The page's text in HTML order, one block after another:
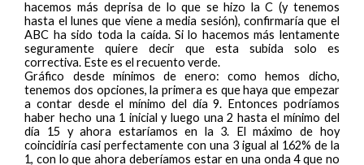
hacemos más deprisa de lo que se hizo la C (y tenemos
hasta el lunes que viene a media sesión), confirmaría que el
ABC ha sido toda la caída. Si lo hacemos más lentamente
seguramente quiere decir que esta subida solo es
correctiva. Este es el recuento verde.
Gráfico desde mínimos de enero: como hemos dicho,
tenemos dos opciones, la primera es que haya que empezar
a contar desde el mínimo del día 9. Entonces podríamos
haber hecho una 1 inicial y luego una 2 hasta el mínimo del
día 15 y ahora estaríamos en la 3. El máximo de hoy
coincidiría casi perfectamente con una 3 igual al 162% de la
1, con lo que ahora deberíamos estar en una onda 4 que no